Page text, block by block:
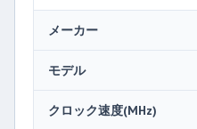
メーカー
モデル
クロック速度(MHz)